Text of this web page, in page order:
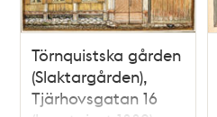
Törnquistska gården
(Slaktargården),
Tjärhovsgatan 16